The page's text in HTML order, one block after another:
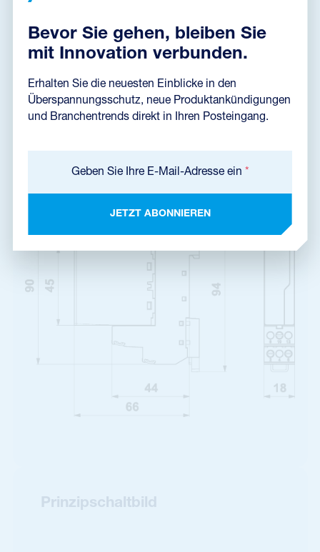
Prinzipschaltbild
Bevor Sie gehen, bleiben Sie
mit Innovation verbunden.
Erhalten Sie die neuesten Einblicke in den
Überspannungsschutz, neue Produktankündigungen
und Branchentrends direkt in Ihren Posteingang.
Geben Sie Ihre E-Mail-Adresse ein *
JETZT ABONNIEREN